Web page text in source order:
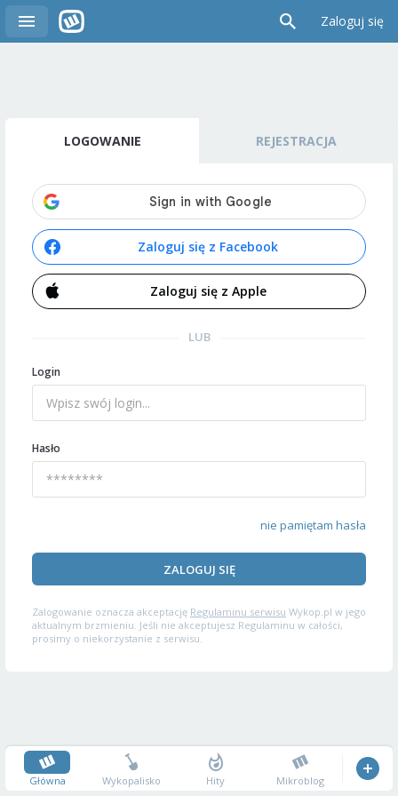
Zaloguj się
LOGOWANIE REJESTRACJA
Zaloguj się z Facebook
Zaloguj się z Apple
LUB
Login
Hasło
nie pamiętam hasła
ZALOGUJ SIĘ
Zalogowanie oznacza akceptację Regulaminu serwisu Wykop.pl w jego
aktualnym brzmieniu. Jeśli nie akceptujesz Regulaminu w całości,
prosimy o niekorzystanie z serwisu.
Główna Wykopalisko Hity Mikroblog